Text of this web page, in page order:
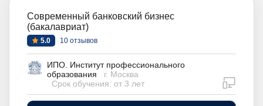
Современный банковский бизнес
(бакалавриат)
5.0 10 отзывов
ИПО. Институт профессионального
образования
г. Москва
Срок обучения: от 3 лет